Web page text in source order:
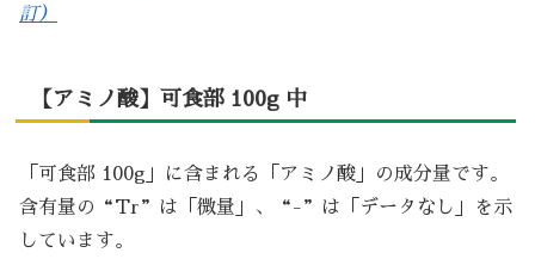
訂）
【アミノ酸】可食部 100g 中
「可食部 100g」に含まれる「アミノ酸」の成分量です。
含有量の“Tr”は「微量」、“-”は「データなし」を示
しています。